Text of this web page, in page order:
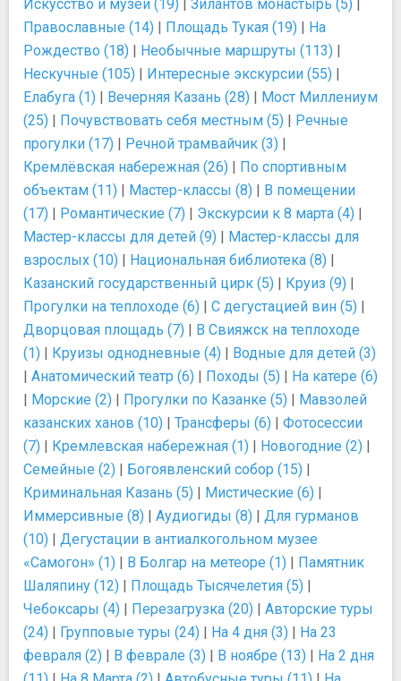
Искусство и музеи (19) Зилантов монастырь (5)
Православные (14) | Площадь Тукая (19) | На
Рождество (18) | Необычные маршруты (113) |
Нескучные (105) | Интересные экскурсии (55) |
Елабуга (1) | Вечерняя Казань (28) | Мост Миллениум
(25) | Почувствовать себя местным (5) | Речные
прогулки (17) | Речной трамвайчик (3) |
Кремлёвская набережная (26) | По спортивным
объектам (11) | Мастер-классы (8) | В помещении
(17) | Романтические (7) | Экскурсии к 8 марта (4) |
Мастер-классы для детей (9) | Мастер-классы для
взрослых (10) | Национальная библиотека (8) |
Казанский государственный цирк (5) | Круиз (9) |
Прогулки на теплоходе (6) | С дегустацией вин (5) |
Дворцовая площадь (7) | В Свияжск на теплоходе
(1) | Круизы однодневные (4) | Водные для детей (3)
| Анатомический театр (6) | Походы (5) | На катере (6)
| Морские (2) | Прогулки по Казанке (5) | Мавзолей
казанских ханов (10) | Трансферы (6) | Фотосессии
(7) | Кремлевская набережная (1) | Новогодние (2) |
Семейные (2) | Богоявленский собор (15) |
Криминальная Казань (5) | Мистические (6) |
Иммерсивные (8) | Аудиогиды (8) | Для гурманов
(10) | Дегустации в антиалкогольном музее
«Самогон» (1) | В Болгар на метеоре (1) | Памятник
Шаляпину (12) | Площадь Тысячелетия (5) |
Чебоксары (4) | Перезагрузка (20) | Авторские туры
(24) | Групповые туры (24) | На 4 дня (3) | На 23
февраля (2) | В феврале (3) | В ноябре (13) | На 2 дня